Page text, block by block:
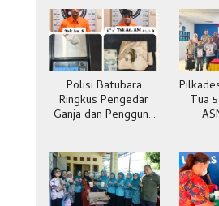
Polisi Batubara
Ringkus Pengedar
Ganja dan Pengguna
Tua